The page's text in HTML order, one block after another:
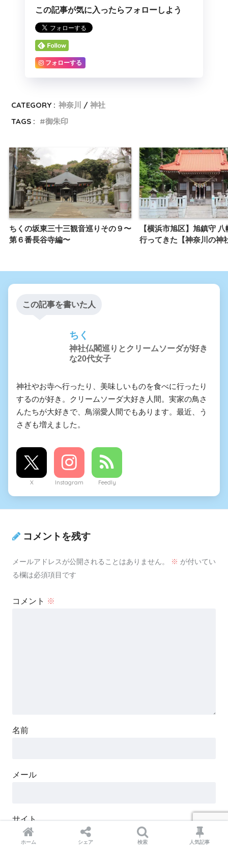
この記事が気に入ったらフォローしよう
フォローする
CATEGORY : 神奈川
神社
TAGS :
御朱印
ちくの坂東三十三観音巡りその９〜
第６番長谷寺編〜
【横浜市旭区】旭鎮守
行ってきた【神奈川の神
この記事を書いた人
ちく
神社仏閣巡りとクリームソーダが好き
な20代女子
神社やお寺へ行ったり、美味しいものを食べに行ったり
するのが好き。クリームソーダ大好き人間。実家の鳥さ
んたちが大好きで、鳥溺愛人間でもあります。最近、う
さぎも増えました。
X Instagram Feedly
コメントを残す
メールアドレスが公開されることはありません。 ※ が付いてい
る欄は必須項目です
コメント ※
名前
メール
サイト
ホーム シェア 検索 人気記事